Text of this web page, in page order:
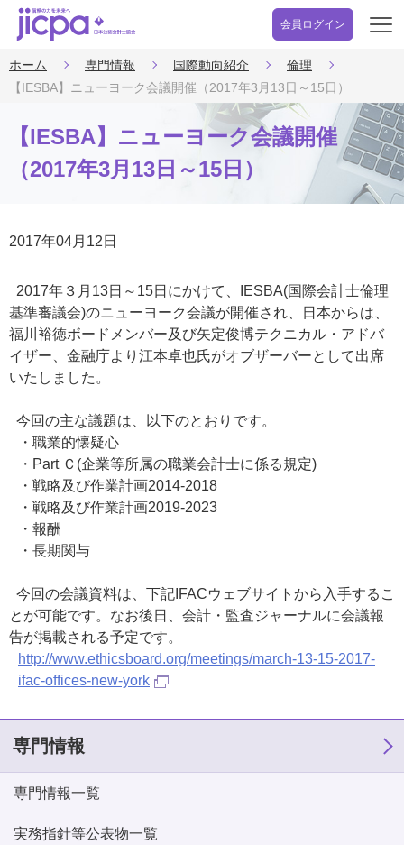
会員ログイン
開
ホーム 専門情報 国際動向紹介
倫理
【IESBA】ニューヨーク会議開催（2017年3月13日～15日）
【IESBA】ニューヨーク会議開催
（2017年3月13日～15日）
2017年04月12日
2017年３月13日～15日にかけて、IESBA(国際会計士倫理
基準審議会)のニューヨーク会議が開催され、日本からは、
福川裕徳ボードメンバー及び矢定俊博テクニカル・アドバ
イザー、金融庁より江本卓也氏がオブザーバーとして出席
いたしました。
今回の主な議題は、以下のとおりです。
・職業的懐疑心
・Part Ｃ(企業等所属の職業会計士に係る規定)
・戦略及び作業計画2014-2018
・戦略及び作業計画2019-2023
・報酬
・長期関与
今回の会議資料は、下記IFACウェブサイトから入手するこ
とが可能です。なお後日、会計・監査ジャーナルに会議報
告が掲載される予定です。
http://www.ethicsboard.org/meetings/march-13-15-2017-
ifac-offices-new-york
専門情報
専門情報一覧
実務指針等公表物一覧